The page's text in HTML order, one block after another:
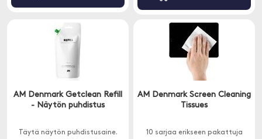
AM Denmark Getclean Refill
- Näytön puhdistus
Täytä näytön puhdistusaine.
AM Denmark Screen Cleaning
Tissues
10 sarjaa erikseen pakattuja